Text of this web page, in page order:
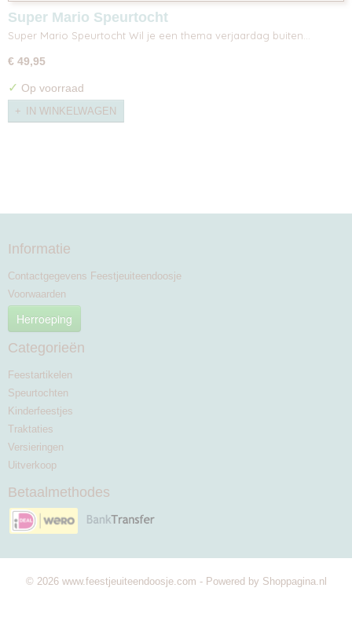
Super Mario Speurtocht
Super Mario Speurtocht Wil je een thema verjaardag buiten…
€ 49,95
✓ Op voorraad
IN WINKELWAGEN
Informatie
Contactgegevens Feestjeuiteendoosje
Voorwaarden
Herroeping
Categorieën
Feestartikelen
Speurtochten
Kinderfeestjes
Traktaties
Versieringen
Uitverkoop
Betaalmethodes
© 2026 www.feestjeuiteendoosje.com - Powered by Shoppagina.nl